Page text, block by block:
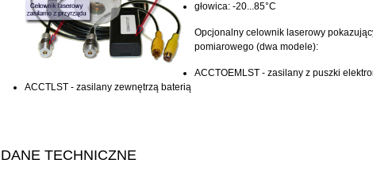
głowica: -20...85°C
Opcjonalny celownik laserowy
pomiarowego (dwa modele):
ACCTOEMLST - zasilany z puszki
ACCTLST - zasilany zewnętrzą baterią
DANE TECHNICZNE